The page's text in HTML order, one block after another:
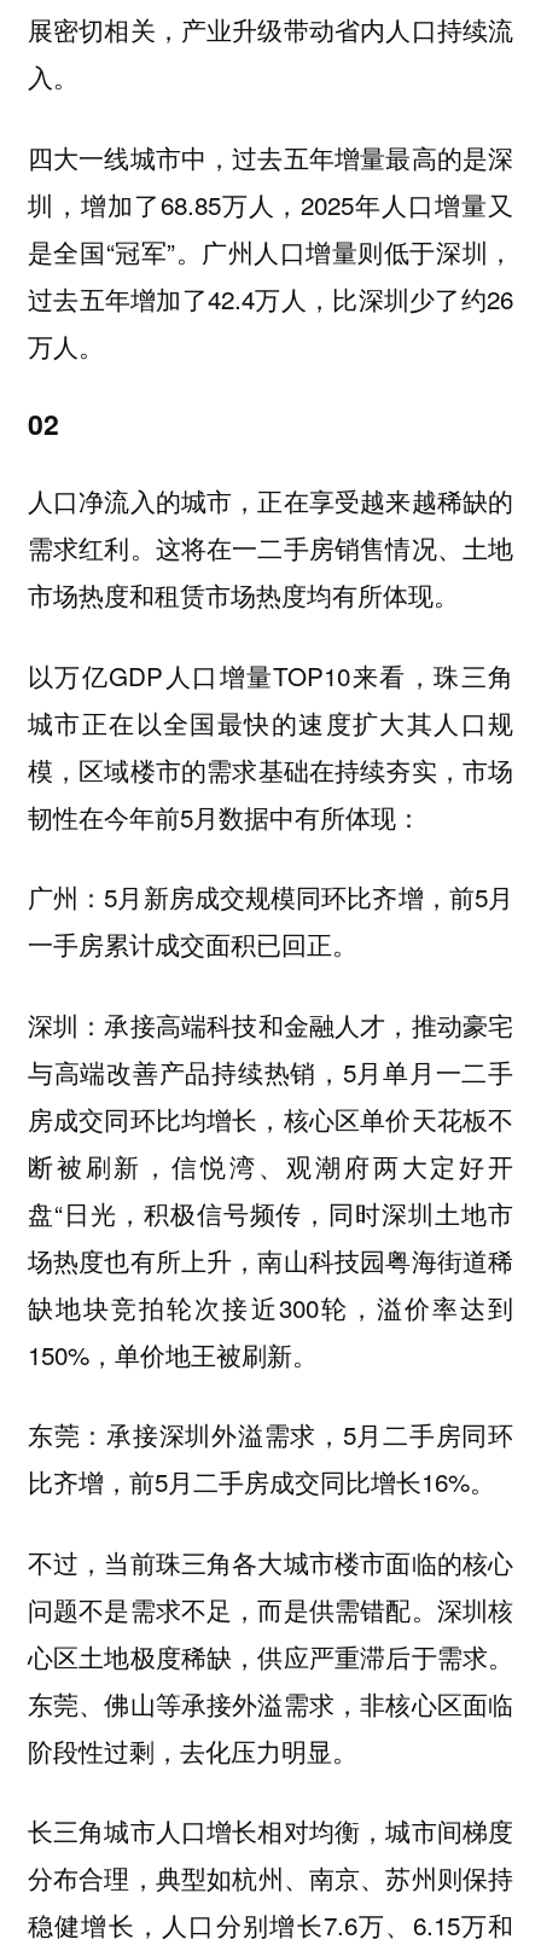
展密切相关，产业升级带动省内人口持续流
入。
四大一线城市中，过去五年增量最高的是深
圳， 增加了68.85万人，2025年人口增量又
是全国“冠军”。 广州人口增量则低于深圳 ，
过去五年增加了42.4万人，比深圳少了约26
万人。
02
人口净流入的城市，正在享受越来越稀缺的
需求红利。这将在一二手房销售情况、土地
市场热度和租赁市场热度均有所体现。
以万亿GDP人口增量TOP10来看，珠三角
城市正在以全国最快的速度扩大其人口规
模 ，区域楼市的需求基础在持续夯实，市场
韧性在今年前5月数据中有所体现：
广州：5月新房成交规模同环比齐增，前5月
一手房累计成交面积已回正。
深圳： 承接高端科技和金融人才，推动豪宅
与高端改善产品持续热销，5月单月一二手
房成交同环比均增长，核心区单价天花板不
断被刷新，信悦湾、观潮府两大定好开
盘“日光，积极信号频传，同时深圳土地市
场热度也有所上升，南山科技园粤海街道稀
缺地块竞拍轮次接近300轮，溢价率达到
150%，单价地王被刷新。
东莞：承接深圳外溢需求，5月二手房同环
比齐增，前5月二手房成交同比增长16%。
不过，当前珠三角各大城市楼市面临的核心
问题不是需求不足，而是供需错配。深圳核
心区土地极度稀缺，供应严重滞后于需求。
东莞、佛山等承接外溢需求，非核心区面临
阶段性过剩，去化压力明显。
长三角城市人口增长相对均衡，城市间梯度
分布合理， 典型如杭州、南京、苏州则保持
稳健增长，人口分别增长7.6万、6.15万和